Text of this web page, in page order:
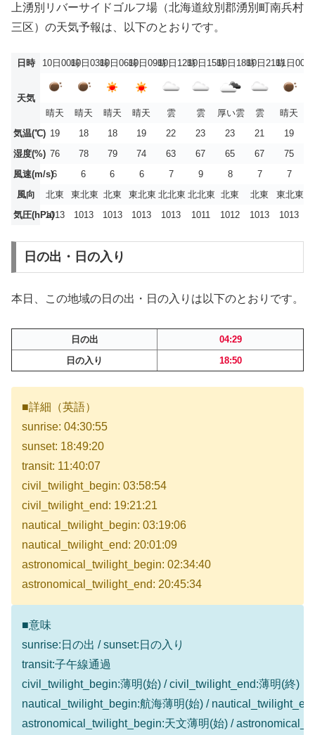
上湧別リバーサイドゴルフ場（北海道紋別郡湧別町南兵村
三区）の天気予報は、以下のとおりです。
日時 10日00時10日03時10日06時10日09時10日12時10日15時10日18時10日21時11日00時
天気
晴天
晴天 晴天 晴天 雲 雲 厚い雲 雲
晴天
気温(℃) 19 18 18 19 22 23 23 21
19
湿度(%) 76 78 79 74 63 67 65 67
75
風速(m/s)6 6 6 6 7 9 8 7
7
風向
北東 東北東 北東 東北東 北北東 北北東 北東 北東
東北東
気圧(hPa)1013 1013 1013 1013 1013 1011 1012 1013 1013
日の出・日の入り
本日、この地域の日の出・日の入りは以下のとおりです。
日の出
04:29
日の入り
18:50
■詳細（英語）
sunrise: 04:30:55
sunset: 18:49:20
transit: 11:40:07
civil_twilight_begin: 03:58:54
civil_twilight_end: 19:21:21
nautical_twilight_begin: 03:19:06
nautical_twilight_end: 20:01:09
astronomical_twilight_begin: 02:34:40
astronomical_twilight_end: 20:45:34
■意味
sunrise:日の出 / sunset:日の入り
transit:子午線通過
civil_twilight_begin:薄明(始) / civil_twilight_end:薄明(終)
nautical_twilight_begin:航海薄明(始) /
astronomical_twilight_begin:天文薄明(始) /